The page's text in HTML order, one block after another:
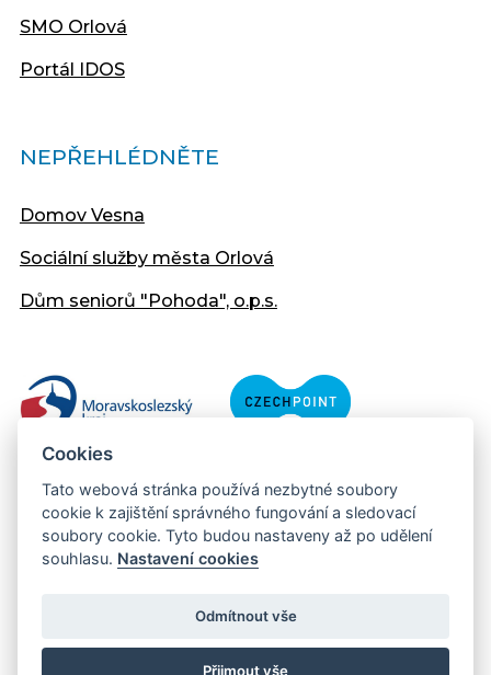
SMO Orlová
Portál IDOS
NEPŘEHLÉDNĚTE
Domov Vesna
Sociální služby města Orlová
Dům seniorů "Pohoda", o.p.s.
Copyright © 2013 - 2026 Městský úřad Orlová
Cookies
Tato webová stránka používá nezbytné soubory
cookie k zajištění správného fungování a sledovací
soubory cookie. Tyto budou nastaveny až po udělení
souhlasu. Nastavení cookies
Odmítnout vše
Přijmout vše